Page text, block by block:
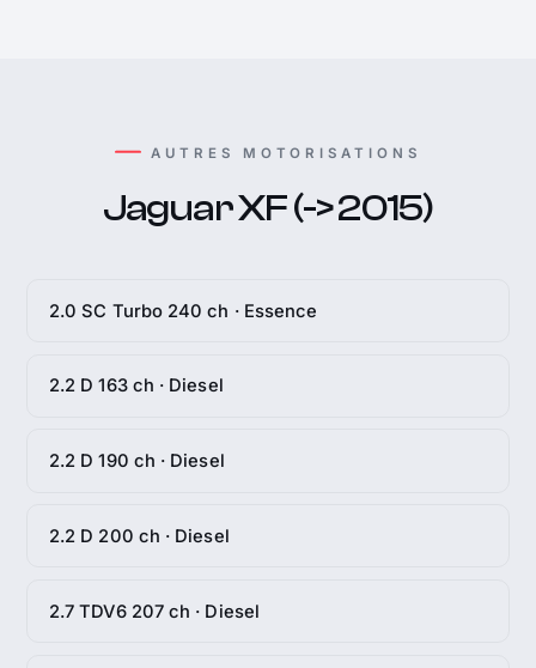
AUTRES MOTORISATIONS
Jaguar XF (-> 2015)
2.0 SC Turbo 240 ch · Essence
2.2 D 163 ch · Diesel
2.2 D 190 ch · Diesel
2.2 D 200 ch · Diesel
2.7 TDV6 207 ch · Diesel